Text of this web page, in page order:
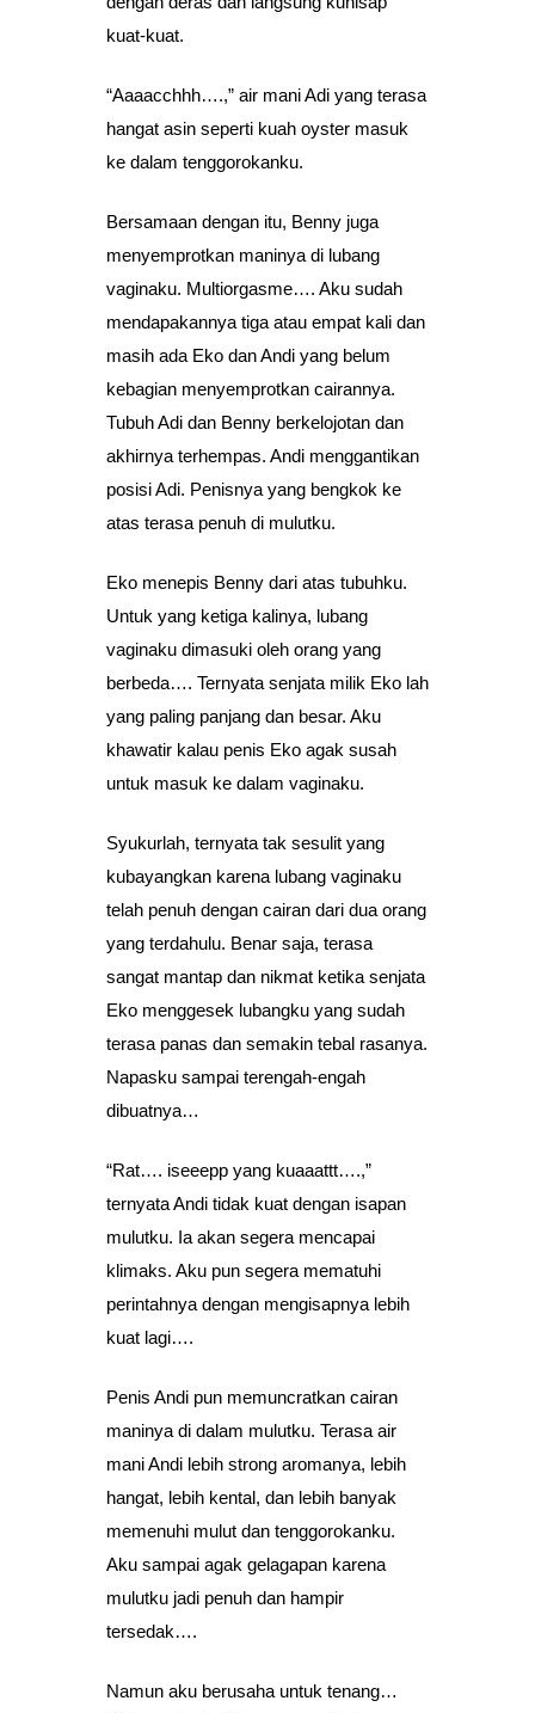
kuat-kuat.
“Aaaacchhh….,” air mani Adi yang terasa
hangat asin seperti kuah oyster masuk
ke dalam tenggorokanku.
Bersamaan dengan itu, Benny juga
menyemprotkan maninya di lubang
vaginaku. Multiorgasme…. Aku sudah
mendapakannya tiga atau empat kali dan
masih ada Eko dan Andi yang belum
kebagian menyemprotkan cairannya.
Tubuh Adi dan Benny berkelojotan dan
akhirnya terhempas. Andi menggantikan
posisi Adi. Penisnya yang bengkok ke
atas terasa penuh di mulutku.
Eko menepis Benny dari atas tubuhku.
Untuk yang ketiga kalinya, lubang
vaginaku dimasuki oleh orang yang
berbeda…. Ternyata senjata milik Eko lah
yang paling panjang dan besar. Aku
khawatir kalau penis Eko agak susah
untuk masuk ke dalam vaginaku.
Syukurlah, ternyata tak sesulit yang
kubayangkan karena lubang vaginaku
telah penuh dengan cairan dari dua orang
yang terdahulu. Benar saja, terasa
sangat mantap dan nikmat ketika senjata
Eko menggesek lubangku yang sudah
terasa panas dan semakin tebal rasanya.
Napasku sampai terengah-engah
dibuatnya…
“Rat…. iseeepp yang kuaaattt….,”
ternyata Andi tidak kuat dengan isapan
mulutku. Ia akan segera mencapai
klimaks. Aku pun segera mematuhi
perintahnya dengan mengisapnya lebih
kuat lagi….
Penis Andi pun memuncratkan cairan
maninya di dalam mulutku. Terasa air
mani Andi lebih strong aromanya, lebih
hangat, lebih kental, dan lebih banyak
memenuhi mulut dan tenggorokanku.
Aku sampai agak gelagapan karena
mulutku jadi penuh dan hampir
tersedak….
Namun aku berusaha untuk tenang…